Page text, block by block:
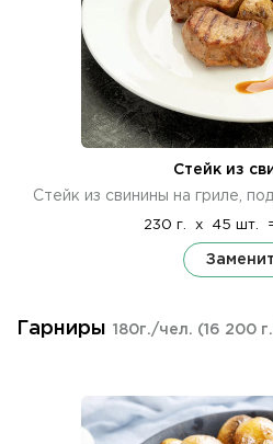
Стейк из
Стейк из свинины на гриле,
230 г. x 45 шт.
Гарниры 180г./чел. (16 200